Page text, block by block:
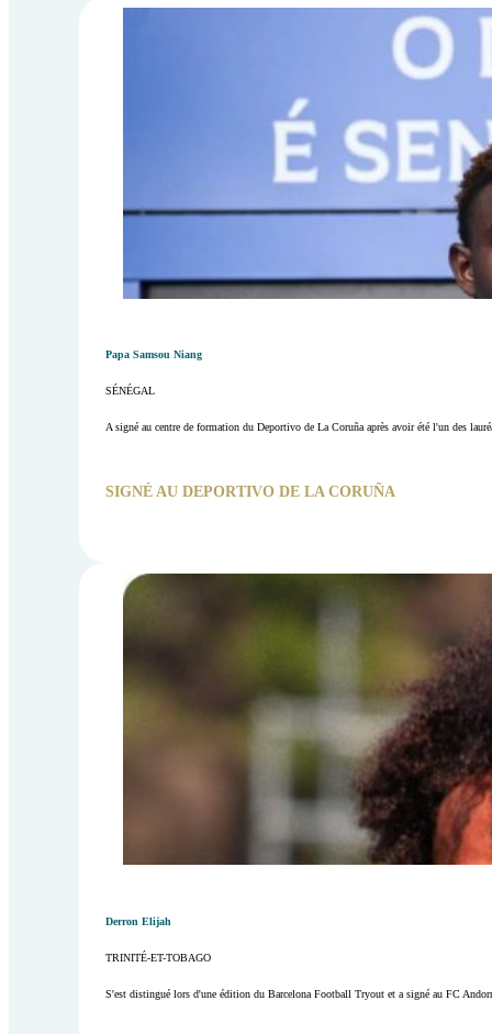
Papa Samsou Niang
SÉNÉGAL
A signé au centre de formation du Deportivo de La Coruña après avoir été l'un des
SIGNÉ AU DEPORTIVO DE LA CORUÑA
Derron Elijah
TRINITÉ-ET-TOBAGO
S'est distingué lors d'une édition du Barcelona Football Tryout et a signé au FC